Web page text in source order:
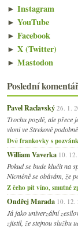
► Instagram
► YouTube
► Facebook
► X (Twitter)
► Mastodon
Poslední
Pavel Raclavský 26. 1.
Trochu pozdě, ale přece
vloni ve Strekově
Dvě frankovky s
William Vaverka 10.
Pokud se bude klučit na
Nicméně se obávám, že
Z čeho pít víno, smutné
Ondřej Marada 10. 12.
Já jako univerzální
zjistil, že stejnou službu